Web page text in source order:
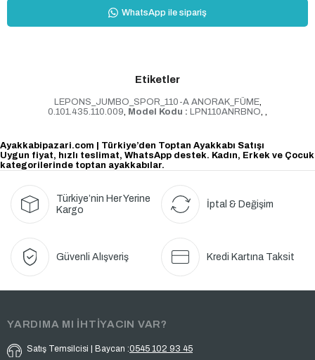
WhatsApp ile sipariş
Etiketler
LEPONS_JUMBO_SPOR_110-A ANORAK_FÜME,
0.101.435.110.009, Model Kodu : LPN110ANRBNO, ,
Ayakkabipazari.com | Türkiye’den Toptan Ayakkabı Satışı
Uygun fiyat, hızlı teslimat, WhatsApp destek. Kadın, Erkek ve Çocuk
kategorilerinde toptan ayakkabılar.
Türkiye’nin Her Yerine
Kargo
İptal & Değişim
Güvenli Alışveriş Kredi Kartına Taksit
YARDIMA MI İHTİYACIN VAR?
Satış Temsilcisi | Baycan :0545 102 93 45